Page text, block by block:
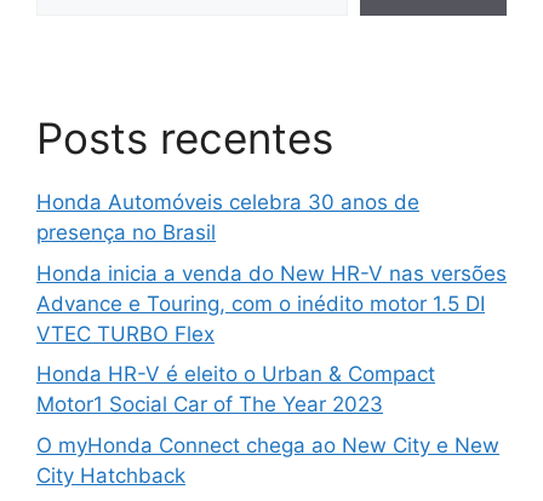
Posts recentes
Honda Automóveis celebra 30 anos de
presença no Brasil
Honda inicia a venda do New HR-V nas versões
Advance e Touring, com o inédito motor 1.5 DI
VTEC TURBO Flex
Honda HR-V é eleito o Urban & Compact
Motor1 Social Car of The Year 2023
O myHonda Connect chega ao New City e New
City Hatchback